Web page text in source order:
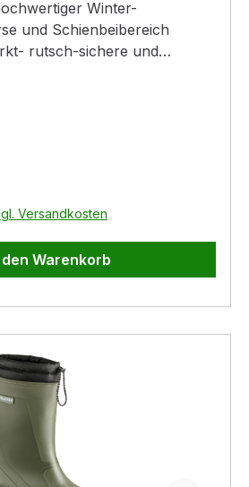
Winter-
und Schienbeibereich
rutsch-sichere und
Versandkosten
den Warenkorb